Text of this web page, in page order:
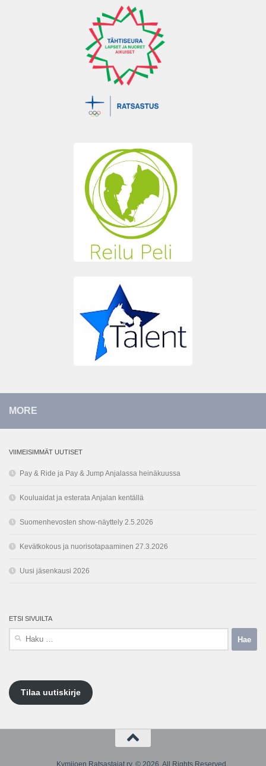
MORE
VIIMEISIMMÄT UUTISET
Pay & Ride ja Pay & Jump Anjalassa heinäkuussa
Kouluaidat ja esterata Anjalan kentällä
Suomenhevosten show-näyttely 2.5.2026
Kevätkokous ja nuorisotapaaminen 27.3.2026
Uusi jäsenkausi 2026
ETSI SIVUILTA
Tilaa uutiskirje